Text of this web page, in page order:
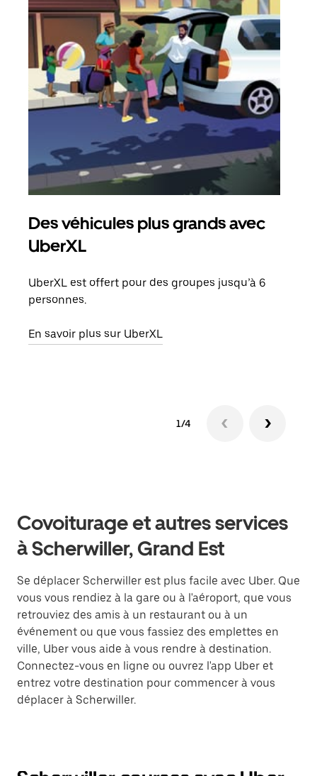
Des véhicules plus grands avec
UberXL
UberXL est offert pour des groupes jusqu’à 6
personnes.
En savoir plus sur UberXL
1/4
Covoiturage et autres services
à Scherwiller, Grand Est
Se déplacer Scherwiller est plus facile avec Uber. Que
vous vous rendiez à la gare ou à l'aéroport, que vous
retrouviez des amis à un restaurant ou à un
événement ou que vous fassiez des emplettes en
ville, Uber vous aide à vous rendre à destination.
Connectez-vous en ligne ou ouvrez l'app Uber et
entrez votre destination pour commencer à vous
déplacer à Scherwiller.